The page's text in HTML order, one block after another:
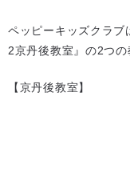
ペッピーキッズクラブ
2京丹後教室』の2つの
【京丹後教室】